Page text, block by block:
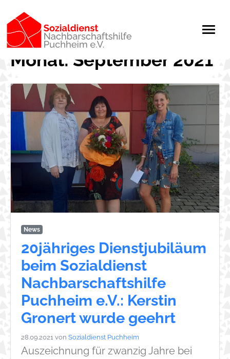
Monat: September 2021
News
20jähriges Dienstjubiläum
beim Sozialdienst
Nachbarschaftshilfe
Puchheim e.V.: Kerstin
Gronert wurde geehrt
28.09.2021 von Sozialdienst Puchheim
Auszeichnung für zwanzig Jahre bei